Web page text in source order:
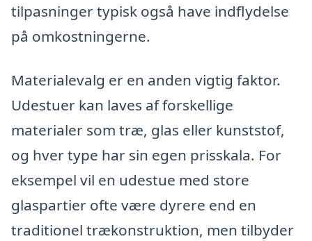
tilpasninger typisk også have indflydelse
på omkostningerne.
Materialevalg er en anden vigtig faktor.
Udestuer kan laves af forskellige
materialer som træ, glas eller kunststof,
og hver type har sin egen prisskala. For
eksempel vil en udestue med store
glaspartier ofte være dyrere end en
traditionel trækonstruktion, men tilbyder